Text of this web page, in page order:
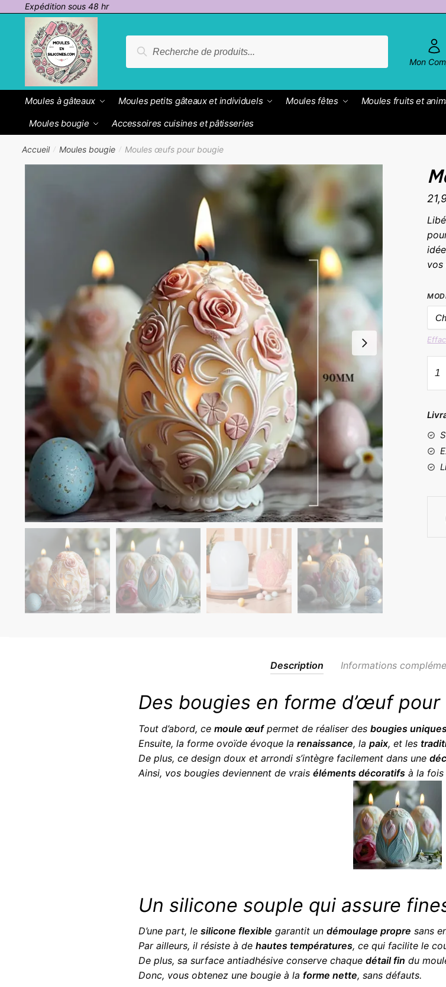
Passer
navigation
contenu
Expédition sous 48 hr
pour :
Recherche
Mon
Moules à gâteaux Moules petits gâteaux et individuels Moules fêtes Moules fruits et
Moules bougie
Accessoires cuisines et pâtisseries
Accueil / Moules bougie / Moules œufs pour bougie
vos
de
Description Informations
Des bougies en forme d’œuf
Tout d’abord, ce moule œufpermet de réaliser des bougies
Ensuite, la forme ovoïde évoque la renaissance, la paix, et les
De plus, ce design doux et arrondi s’intègre facilement dans une
Ainsi, vos bougies deviennent de vrais éléments décoratifsà la fois
Un silicone souple qui assure
D’une part, le silicone flexible garantit un démoulage propre sans
Par ailleurs, il résiste à de hautes températures, ce qui facilite le
De plus, sa surface antiadhésive conserve chaque détail fin du
Donc, vous obtenez une bougie à la forme nette, sans défauts.